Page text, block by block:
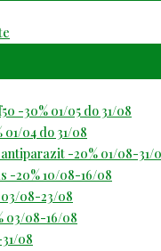
-30% 01/05 do 31/08
04 do 31/08
-20% 01/08-31/
-20% 10/08-16/08
08-23/08
03/08-16/08
08